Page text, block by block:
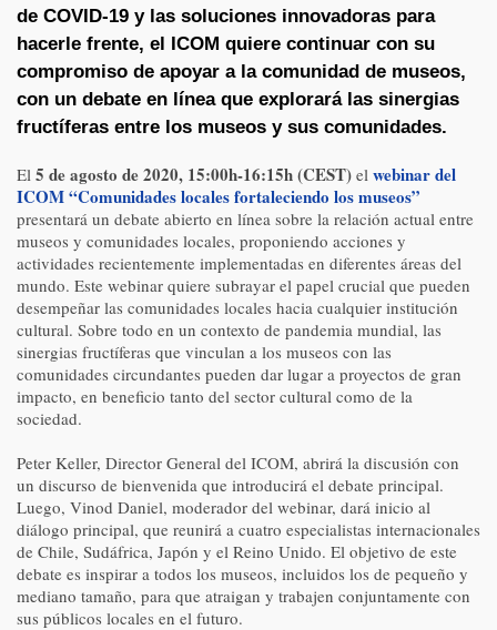
de COVID-19 y las soluciones innovadoras para
hacerle frente, el ICOM quiere continuar con su
compromiso de apoyar a la comunidad de museos,
con un debate en línea que explorará las sinergias
fructíferas entre los museos y sus comunidades.
El 5 de agosto de 2020, 15:00h-16:15h (CEST) el webinar del
ICOM “Comunidades locales fortaleciendo los museos”
presentará un debate abierto en línea sobre la relación actual entre
museos y comunidades locales, proponiendo acciones y
actividades recientemente implementadas en diferentes áreas del
mundo. Este webinar quiere subrayar el papel crucial que pueden
desempeñar las comunidades locales hacia cualquier institución
cultural. Sobre todo en un contexto de pandemia mundial, las
sinergias fructíferas que vinculan a los museos con las
comunidades circundantes pueden dar lugar a proyectos de gran
impacto, en beneficio tanto del sector cultural como de la
sociedad.
Peter Keller, Director General del ICOM, abrirá la discusión con
un discurso de bienvenida que introducirá el debate principal.
Luego, Vinod Daniel, moderador del webinar, dará inicio al
diálogo principal, que reunirá a cuatro especialistas internacionales
de Chile, Sudáfrica, Japón y el Reino Unido. El objetivo de este
debate es inspirar a todos los museos, incluidos los de pequeño y
mediano tamaño, para que atraigan y trabajen conjuntamente con
sus públicos locales en el futuro.